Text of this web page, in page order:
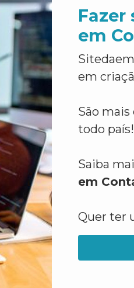
em
em
São
todo país!
Saiba
em
Quer ter